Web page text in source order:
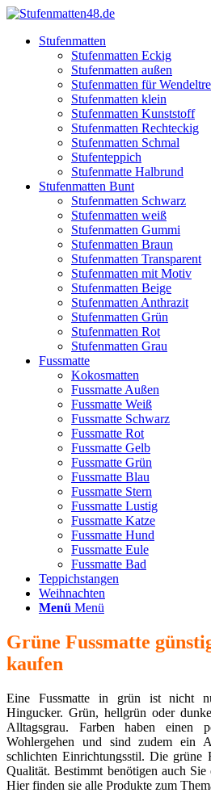
Stufenmatten
Stufenmatten Eckig
Stufenmatten außen
Stufenmatten für
Stufenmatten klein
Stufenmatten Kunststoff
Stufenmatten Rechteckig
Stufenmatten Schmal
Stufenteppich
Stufenmatte Halbrund
Stufenmatten Bunt
Stufenmatten Schwarz
Stufenmatten weiß
Stufenmatten Gummi
Stufenmatten Braun
Stufenmatten Transparent
Stufenmatten mit Motiv
Stufenmatten Beige
Stufenmatten Anthrazit
Stufenmatten Grün
Stufenmatten Rot
Stufenmatten Grau
Fussmatte
Kokosmatten
Fussmatte Außen
Fussmatte Weiß
Fussmatte Schwarz
Fussmatte Rot
Fussmatte Gelb
Fussmatte Grün
Fussmatte Blau
Fussmatte Stern
Fussmatte Lustig
Fussmatte Katze
Fussmatte Hund
Fussmatte Eule
Fussmatte Bad
Teppichstangen
Weihnachten
Menü Menü
Grüne Fussmatte
kaufen
Eine Fussmatte in grün ist nicht
Hingucker. Grün, hellgrün oder
Alltagsgrau. Farben haben einen
Wohlergehen und sind zudem ein
schlichten Einrichtungsstil. Die grüne
Qualität. Bestimmt benötigen auch
Hier finden sie alle Produkte zum